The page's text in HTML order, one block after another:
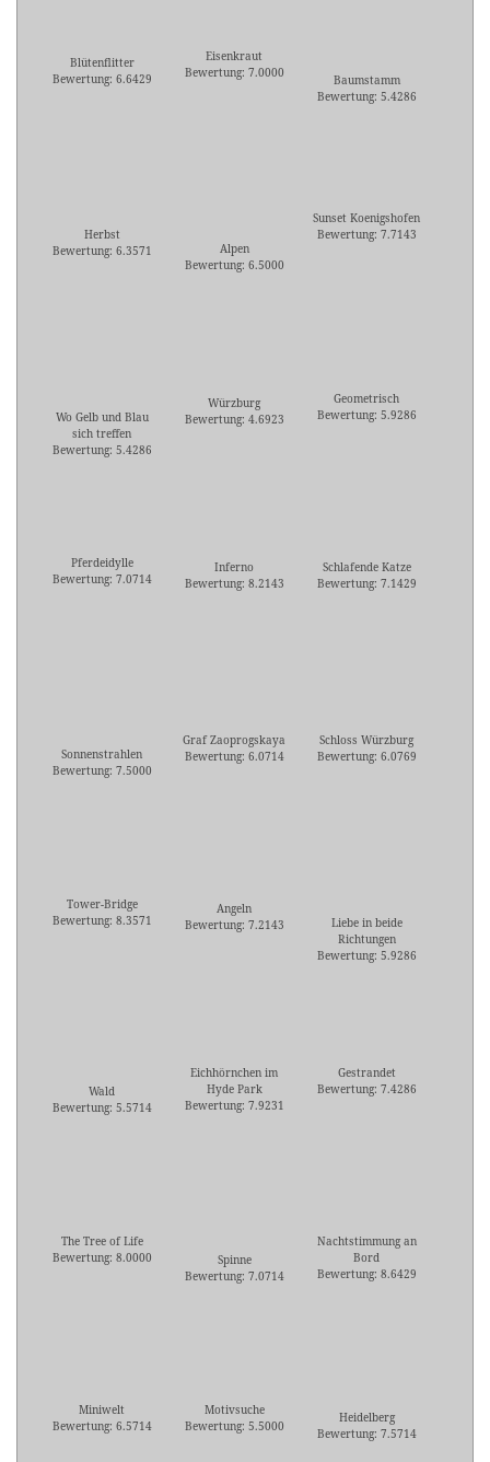
Blütenflitter
Bewertung: 6.6429
Eisenkraut
Bewertung: 7.0000
Baumstamm
Bewertung: 5.4286
Herbst
Bewertung: 6.3571
Alpen
Bewertung: 6.5000
Sunset Koenigshofen
Bewertung: 7.7143
Wo Gelb und Blau
sich treffen
Bewertung: 5.4286
Würzburg
Bewertung: 4.6923
Geometrisch
Bewertung: 5.9286
Pferdeidylle
Bewertung: 7.0714
Inferno
Bewertung: 8.2143
Schlafende Katze
Bewertung: 7.1429
Sonnenstrahlen
Bewertung: 7.5000
Graf Zaoprogskaya
Bewertung: 6.0714
Schloss Würzburg
Bewertung: 6.0769
Tower-Bridge
Bewertung: 8.3571
Angeln
Bewertung: 7.2143
Liebe in beide
Richtungen
Bewertung: 5.9286
Wald
Bewertung: 5.5714
Eichhörnchen im
Hyde Park
Bewertung: 7.9231
Gestrandet
Bewertung: 7.4286
The Tree of Life
Bewertung: 8.0000
Spinne
Bewertung: 7.0714
Nachtstimmung an
Bord
Bewertung: 8.6429
Miniwelt
Bewertung: 6.5714
Motivsuche
Bewertung: 5.5000
Heidelberg
Bewertung: 7.5714